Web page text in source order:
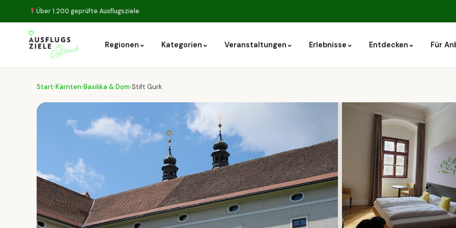
Über 1.200 geprüfte Ausflugsziele
Regionen ⌄ Kategorien ⌄ Veranstaltungen ⌄ Erlebnisse ⌄ Entdecken ⌄ Für
Start›Kärnten›Basilika & Dom›Stift Gurk